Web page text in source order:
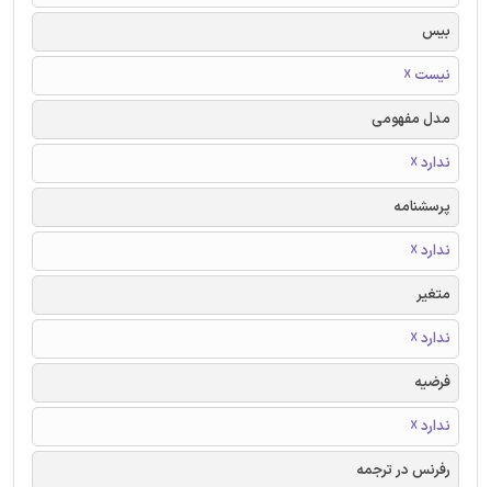
بیس
نیست ☓
مدل مفهومی
ندارد ☓
پرسشنامه
ندارد ☓
متغیر
ندارد ☓
فرضیه
ندارد ☓
رفرنس در ترجمه